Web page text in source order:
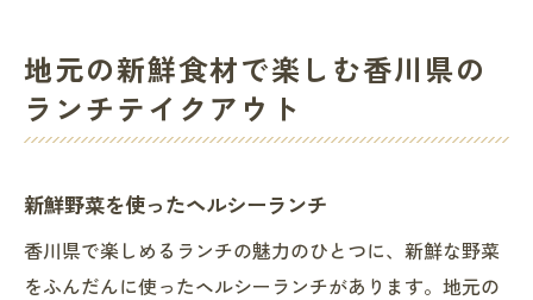
地元の新鮮食材で楽しむ香川県の
ランチテイクアウト
新鮮野菜を使ったヘルシーランチ
香川県で楽しめるランチの魅力のひとつに、新鮮な野菜
をふんだんに使ったヘルシーランチがあります。地元の